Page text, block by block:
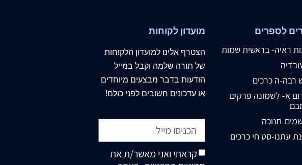
לספרים
ראיה- בראשית שמות
רבה-ה כרכים
א- לשמונה פרקים
חנוכה
עתנו-סט חי כרכים
מועדון לקוחות
הצטרף אלינו למועדון הלקוחות
של תורה שלמה וקבל במייל
הודעות בדבר מבצעים מיוחדים
או עדכונים חשובים לפני כולם!
קראתי ואני מאשר/ת את